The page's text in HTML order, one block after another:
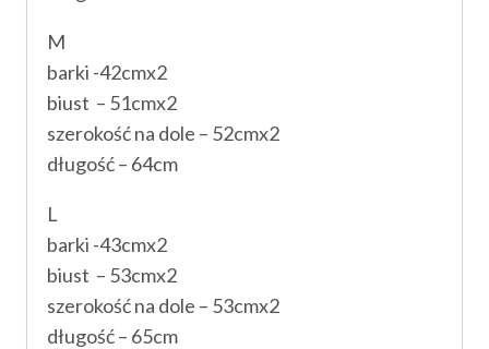
M
barki -42cmx2
biust – 51cmx2
szerokość na dole – 52cmx2
długość – 64cm
L
barki -43cmx2
biust – 53cmx2
szerokość na dole – 53cmx2
długość – 65cm